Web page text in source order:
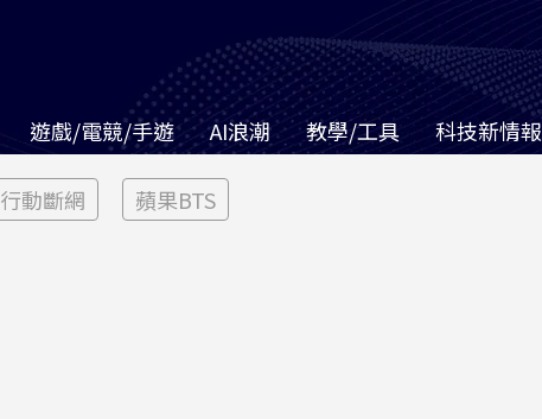
遊戲/電競/手遊 AI浪潮 教學/工具 科技新情報
行動斷網 蘋果BTS